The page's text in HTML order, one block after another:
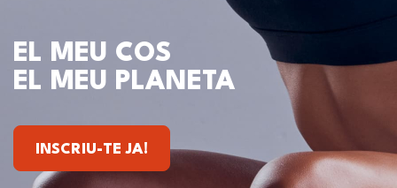
EL MEU COS
EL MEU PLANETA
INSCRIU-TE JA!